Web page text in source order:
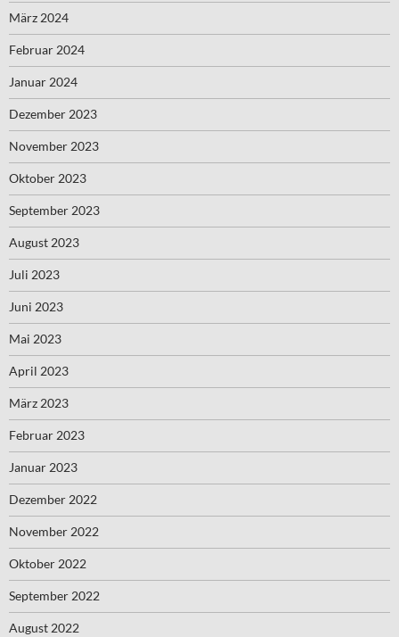
März 2024
Februar 2024
Januar 2024
Dezember 2023
November 2023
Oktober 2023
September 2023
August 2023
Juli 2023
Juni 2023
Mai 2023
April 2023
März 2023
Februar 2023
Januar 2023
Dezember 2022
November 2022
Oktober 2022
September 2022
August 2022